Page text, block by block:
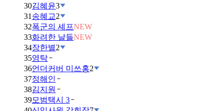
30김혜윤3
31 송혜교2
32폭군의 셰프NEW
33화려한 날들NEW
34장한별2
35영탁
36언더커버 미쓰홍2
37정해인
38김지원
39모범택시 3